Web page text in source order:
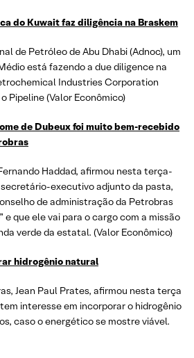
do Kuwait faz diligência na Braskem
de Petróleo de Abu Dhabi (Adnoc), um
está fazendo a due diligence na
Industries Corporation
Pipeline (Valor Econômico)
de Dubeux foi muito bem-recebido
Haddad, afirmou nesta terça-
secretário-executivo adjunto da pasta,
de administração da Petrobras
e que ele vai para o cargo com a missão
verde da estatal. (Valor Econômico)
hidrogênio natural
Jean Paul Prates, afirmou nesta terça
interesse em incorporar o hidrogênio
caso o energético se mostre viável.